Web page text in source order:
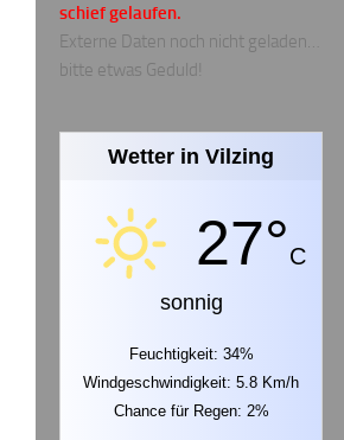
schief gelaufen.
Externe Daten noch nicht geladen…
bitte etwas Geduld!
Wetter in Vilzing
27°C
sonnig
Feuchtigkeit: 34%
Windgeschwindigkeit: 5.8 Km/h
Chance für Regen: 2%